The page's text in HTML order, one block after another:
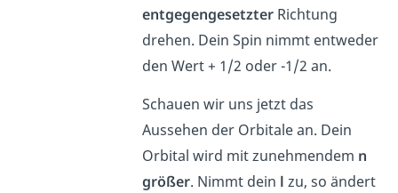
entgegengesetzterRichtung
drehen. Dein Spin nimmt entweder
den Wert + 1/2 oder -1/2 an.
Schauen wir uns jetzt das
Aussehen der Orbitale an. Dein
Orbital wird mit zunehmendem n
größer. Nimmt dein l zu, so ändert